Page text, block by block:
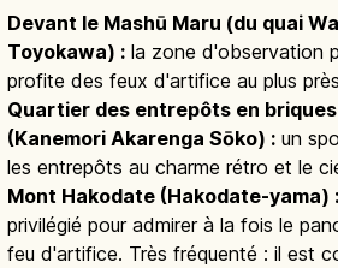
Devant le Mashū Maru (du quai
Toyokawa) : la zone d'observation
profite des feux d'artifice au plus
Quartier des entrepôts en
(Kanemori Akarenga Sōko) : un
les entrepôts au charme rétro et le
Mont Hakodate (Hakodate-yama) :
privilégié pour admirer à la fois le
feu d'artifice. Très fréquenté : il est